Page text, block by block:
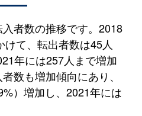
者数の推移です。2018
て、転出者数は45人
年には257人まで増加
数も増加傾向にあり、
）増加し、2021年には